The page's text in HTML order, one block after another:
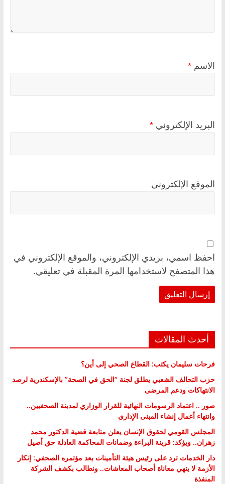
الاسم *
البريد الإلكتروني *
الموقع الإلكتروني
احفظ اسمي، بريدي الإلكتروني، والموقع الإلكتروني في
هذا المتصفح لاستخدامها المرة المقبلة في تعليقي.
أحدث المقالات
فرحات سليمان يكتب: القطاع الصحي إلى أين؟
حزب التحالف الشعبي يطلق لجنة “الحق في الصحة” بالإسكندرية لرصد
الانتهاكات ودعم المرضى
صور .. اعتماد الرسومات النهائية للقرار الوزاري لمدينة الصحفيين..
وانتهاء أعمال إنشاء المبنى الإداري
المجلس القومي لحقوق الإنسان يعلن متابعة قضية الدكتور محمد
زهران.. ويؤكد: قرينة البراءة وضمانات المحاكمة العادلة حق أصيل
دار الخدمات ترد على رئيس هيئة التأمينات بعد مؤتمره الصحفي: إنكار
الأزمة لا ينهي معاناة أصحاب المعاشات.. ونطالب بكشف الشركة
المنفذة